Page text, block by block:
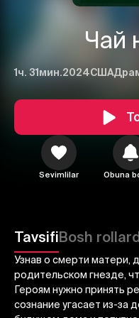
Чай
1ч. 31мин.2024США
Sevimlilar Obuna
TavsifiBosh
Узнав о смерти матери,
родительском гнезде,
Героям нужно принять
сознание угасает из-за